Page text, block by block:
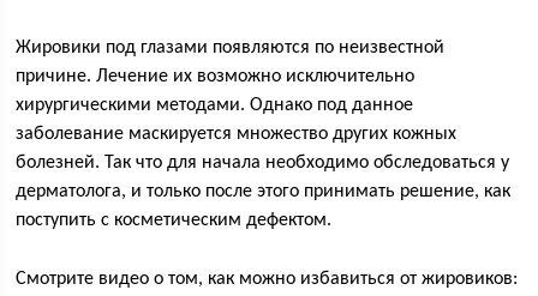
Жировики под глазами появляются по неизвестной
причине. Лечение их возможно исключительно
хирургическими методами. Однако под данное
заболевание маскируется множество других кожных
болезней. Так что для начала необходимо обследоваться у
дерматолога, и только после этого принимать решение, как
поступить с косметическим дефектом.
Смотрите видео о том, как можно избавиться от жировиков: